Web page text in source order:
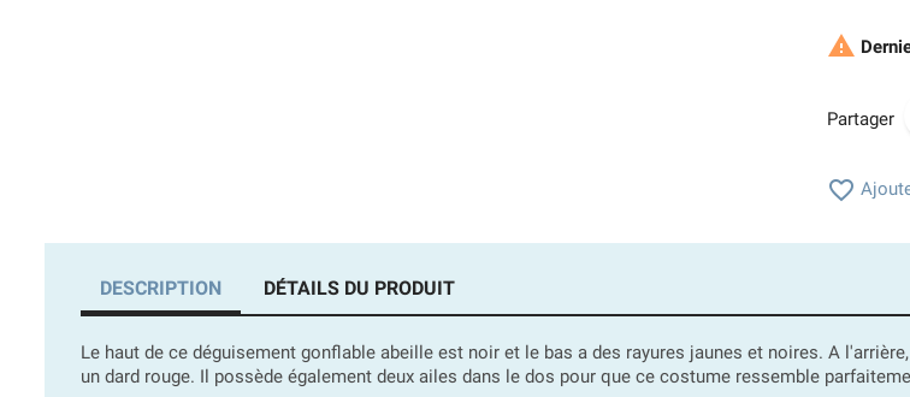

Partager

DESCRIPTION DÉTAILS DU PRODUIT
Le haut de ce déguisement gonflable abeille est noir et le bas a des rayures jaunes et noires. A
un dard rouge. Il possède également deux ailes dans le dos pour que ce costume ressemble